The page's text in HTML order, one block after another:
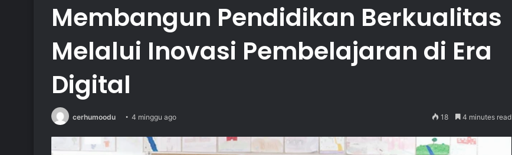
Membangun Pendidikan Berkualitas
Melalui Inovasi Pembelajaran di Era
Digital
cerhumoodu 4 minggu ago 18 4 minutes read